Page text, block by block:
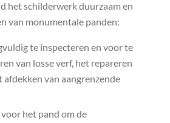
het schilderwerk duurzaam en
van monumentale panden:
te inspecteren en voor te
van losse verf, het repareren
van aangrenzende
het pand om de